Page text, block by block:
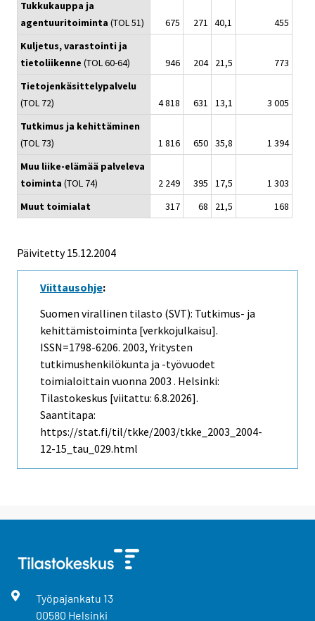
Tukkukauppa ja
agentuuritoiminta (TOL 51) 675 271 40,1
455
Kuljetus, varastointi ja
tietoliikenne (TOL 60-64) 946 204 21,5
773
Tietojenkäsittelypalvelu
(TOL 72)
4 818 631 13,1
3 005
Tutkimus ja kehittäminen
(TOL 73)
1 816 650 35,8
1 394
Muu liike-elämää palveleva
toiminta (TOL 74) 2 249 395 17,5
1 303
Muut toimialat
317 68 21,5 168
Päivitetty15.12.2004
Viittausohje:
Suomen virallinen tilasto (SVT): Tutkimus- ja
kehittämistoiminta [verkkojulkaisu].
ISSN=1798-6206. 2003, Yritysten
tutkimushenkilökunta ja -työvuodet
toimialoittain vuonna 2003 . Helsinki:
Tilastokeskus [viitattu: 6.8.2026].
Saantitapa:
https://stat.fi/til/tkke/2003/tkke_2003_2004-
12-15_tau_029.html
Työpajankatu 13
00580 Helsinki